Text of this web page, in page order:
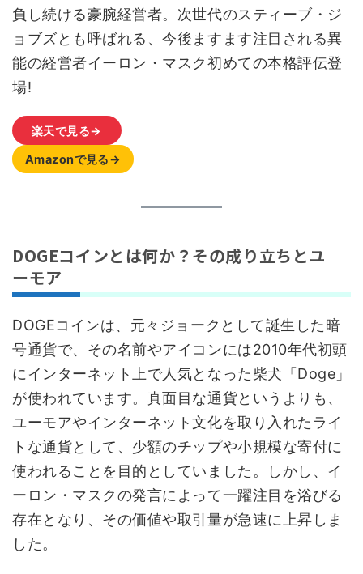
負し続ける豪腕経営者。次世代のスティーブ・ジ
ョブズとも呼ばれる、今後ますます注目される異
能の経営者イーロン・マスク初めての本格評伝登
場!
楽天で見る→
Amazonで見る→
DOGEコインとは何か？その成り立ちとユ
ーモア
DOGEコインは、元々ジョークとして誕生した暗
号通貨で、その名前やアイコンには2010年代初頭
にインターネット上で人気となった柴犬「Doge」
が使われています。真面目な通貨というよりも、
ユーモアやインターネット文化を取り入れたライ
トな通貨として、少額のチップや小規模な寄付に
使われることを目的としていました。しかし、イ
ーロン・マスクの発言によって一躍注目を浴びる
存在となり、その価値や取引量が急速に上昇しま
した。